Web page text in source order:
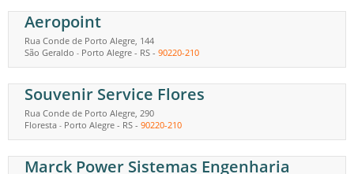
Aeropoint
Rua Conde de Porto Alegre, 144
São Geraldo - Porto Alegre - RS - 90220-210
Souvenir Service Flores
Rua Conde de Porto Alegre, 290
Floresta - Porto Alegre - RS - 90220-210
Marck Power Sistemas Engenharia